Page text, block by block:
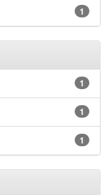
1
1
1
1